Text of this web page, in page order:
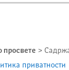
просвете >
приватности